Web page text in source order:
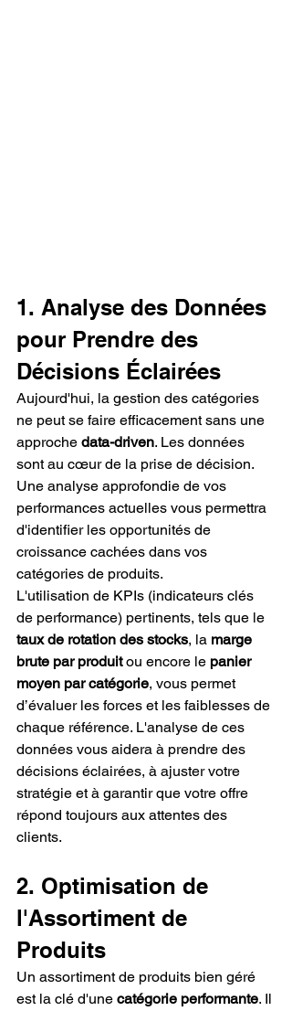
1. Analyse des Données
pour Prendre des
Décisions Éclairées
Aujourd'hui, la gestion des catégories
ne peut se faire efficacement sans une
approche data-driven. Les données
sont au cœur de la prise de décision.
Une analyse approfondie de vos
performances actuelles vous permettra
d'identifier les opportunités de
croissance cachées dans vos
catégories de produits.
L'utilisation de KPIs (indicateurs clés
de performance) pertinents, tels que le
taux de rotation des stocks, la marge
brute par produit ou encore le panier
moyen par catégorie, vous permet
d’évaluer les forces et les faiblesses de
chaque référence. L'analyse de ces
données vous aidera à prendre des
décisions éclairées, à ajuster votre
stratégie et à garantir que votre offre
répond toujours aux attentes des
clients.
2. Optimisation de
l'Assortiment de
Produits
Un assortiment de produits bien géré
est la clé d'une catégorie performante. Il